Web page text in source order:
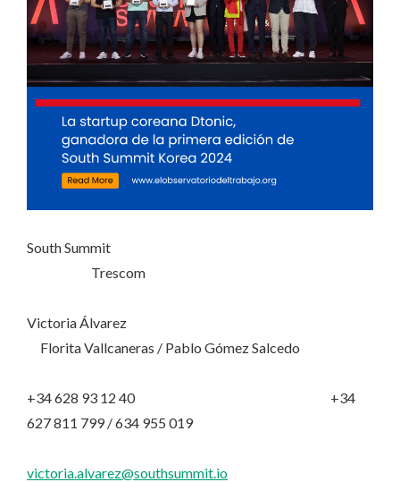
South Summit
Trescom
Victoria Álvarez
Florita Vallcaneras / Pablo Gómez Salcedo
+34 628 93 12 40 +34
627 811 799 / 634 955 019
victoria.alvarez@southsummit.io